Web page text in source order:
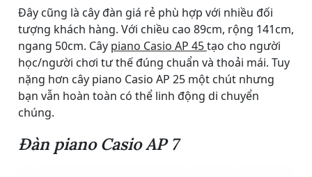
Đây cũng là cây đàn giá rẻ phù hợp với nhiều đối
tượng khách hàng. Với chiều cao 89cm, rộng 141cm,
ngang 50cm. Cây piano Casio AP 45tạo cho người
học/người chơi tư thế đúng chuẩn và thoải mái. Tuy
nặng hơn cây piano Casio AP 25 một chút nhưng
bạn vẫn hoàn toàn có thể linh động di chuyển
chúng.
Đàn piano Casio AP 7